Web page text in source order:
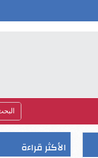
الأكثر قراءة